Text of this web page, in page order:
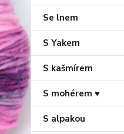
Se lnem
S Yakem
S kašmírem
S mohérem ♥
S alpakou